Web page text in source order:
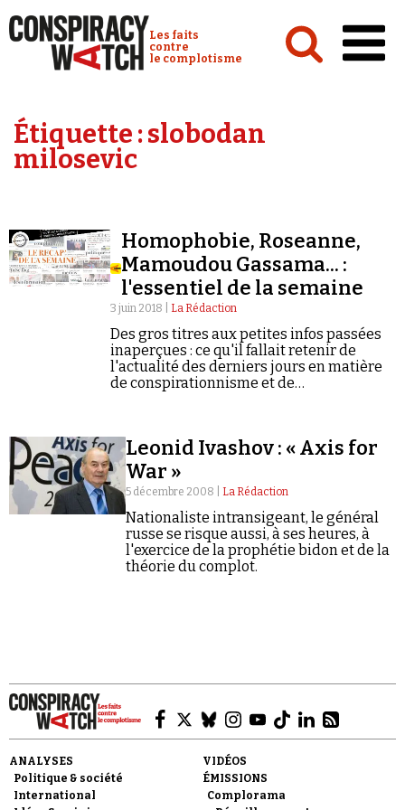
Conspiracy Watch :
Les faits
contre
le complotisme
Analyses
Émissions
Revues de presse
Newsletter
Faire un don
Étiquette :slobodan
milosevic
Homophobie, Roseanne,
Mamoudou Gassama... :
l'essentiel de la semaine
3 juin 2018 | La Rédaction
Des gros titres aux petites infos passées
inaperçues : ce qu'il fallait retenir de
l'actualité des derniers jours en matière
de conspirationnisme et de
Leonid Ivashov : « Axis for
War »
5 décembre 2008 | La Rédaction
Nationaliste intransigeant, le général
russe se risque aussi, à ses heures, à
l'exercice de la prophétie bidon et de la
théorie du complot.
ANALYSES
Politique & société
International
VIDÉOS
ÉMISSIONS
Complorama